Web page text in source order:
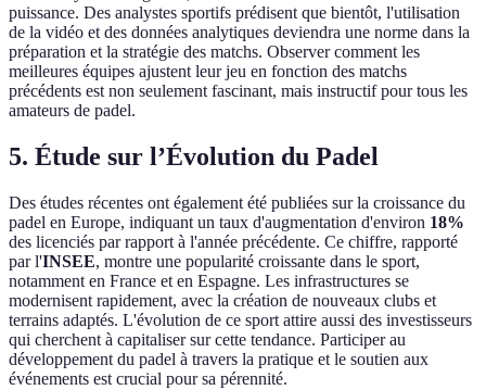
puissance. Des analystes sportifs prédisent que bientôt, l'utilisation
de la vidéo et des données analytiques deviendra une norme dans la
préparation et la stratégie des matchs. Observer comment les
meilleures équipes ajustent leur jeu en fonction des matchs
précédents est non seulement fascinant, mais instructif pour tous les
amateurs de padel.
5. Étude sur l’Évolution du Padel
Des études récentes ont également été publiées sur la croissance du
padel en Europe, indiquant un taux d'augmentation d'environ 18%
des licenciés par rapport à l'année précédente. Ce chiffre, rapporté
par l'INSEE, montre une popularité croissante dans le sport,
notamment en France et en Espagne. Les infrastructures se
modernisent rapidement, avec la création de nouveaux clubs et
terrains adaptés. L'évolution de ce sport attire aussi des investisseurs
qui cherchent à capitaliser sur cette tendance. Participer au
développement du padel à travers la pratique et le soutien aux
événements est crucial pour sa pérennité.